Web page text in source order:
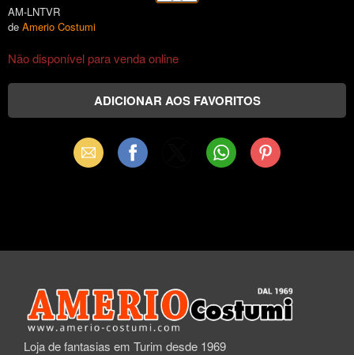
AM-LNTVR
de Amerio Costumi
Não disponível para venda online
Email Facebook WhatsAppPinterest
Loja de fantasias em Turim desde 1969